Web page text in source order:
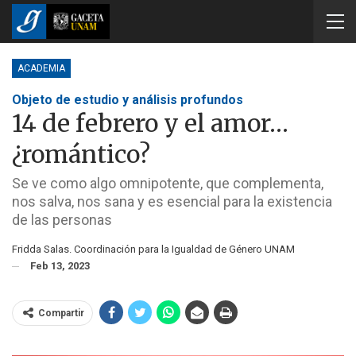
ACADEMIA
Objeto de estudio y análisis profundos
14 de febrero y el amor…
¿romántico?
Se ve como algo omnipotente, que complementa,
nos salva, nos sana y es esencial para la existencia
de las personas
Fridda Salas. Coordinación para la Igualdad de Género UNAM
Feb 13, 2023
Compartir